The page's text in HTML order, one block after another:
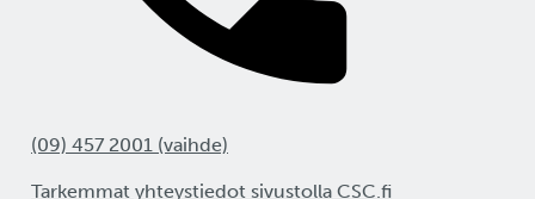
(09) 457 2001 (vaihde)
Tarkemmat yhteystiedot sivustolla CSC.fi